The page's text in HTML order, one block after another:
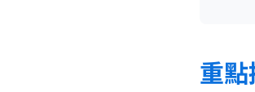
重